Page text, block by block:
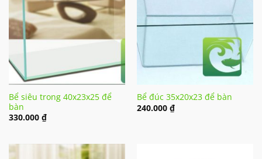
Bể siêu trong 40x23x25 để
bàn
330.000 ₫
Bể đúc 35x20x23 để bàn
240.000 ₫